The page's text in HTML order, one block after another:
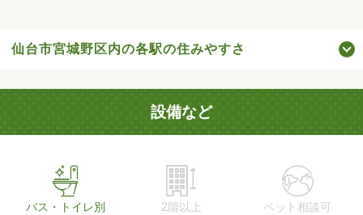
仙台市宮城野区内の各駅の住みやすさ
設備など
バス・トイレ別 2階以上 ペット相談可